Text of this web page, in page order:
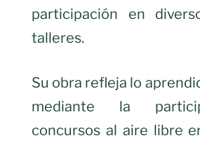
participación en
talleres.
Su obra refleja lo
mediante la
concursos al aire libre